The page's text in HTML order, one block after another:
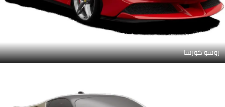
روسو كورسا